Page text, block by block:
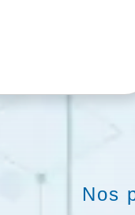
Nos